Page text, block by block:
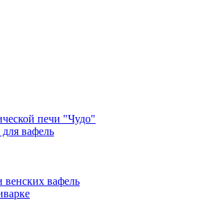
печи "Чудо"
вафель
вафель